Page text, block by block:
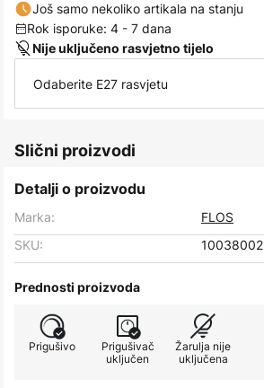
Još samo nekoliko artikala na stanju
Rok isporuke: 4 - 7 dana
Nije uključeno rasvjetno tijelo
Odaberite E27 rasvjetu
Slični proizvodi
Detalji o proizvodu
Marka:
FLOS
SKU:
10038002
Prednosti proizvoda
Prigušivo
Prigušivač
uključen
Žarulja nije
uključena